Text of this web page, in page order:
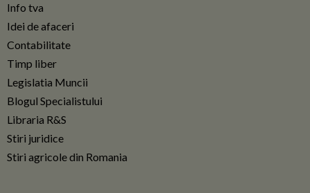
Info tva
Idei de afaceri
Contabilitate
Timp liber
Legislatia Muncii
Blogul Specialistului
Libraria R&S
Stiri juridice
Stiri agricole din Romania